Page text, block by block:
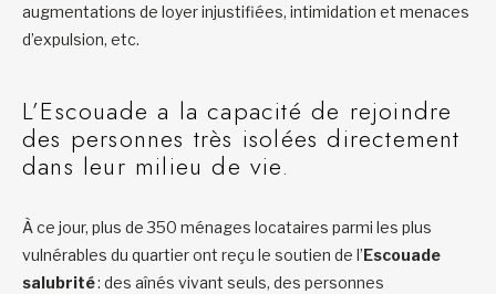
augmentations de loyer injustifiées, intimidation et menaces
d’expulsion, etc.
L’Escouade a la capacité de rejoindre
des personnes très isolées directement
dans leur milieu de vie.
À ce jour, plus de 350 ménages locataires parmi les plus
vulnérables du quartier ont reçu le soutien de l’Escouade
salubrité: des aînés vivant seuls, des personnes